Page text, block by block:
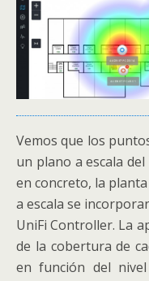
Vemos que los
un plano a escala
en concreto, la
a escala se
UniFi Controller. La
de la cobertura de
en función del